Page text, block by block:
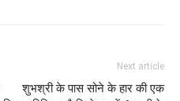
Next article
शुभश्री के पास सोने के हार की एक